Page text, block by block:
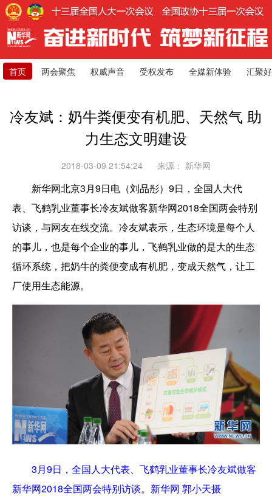
首页 两会聚焦 权威声音 受权发布 全媒新体验 汇聚
冷友斌：奶牛粪便变有机肥、天然气 助
力生态文明建设
2018-03-09 21:54:24 来源： 新华网
新华网北京3月9日电（刘品彤）9日，全国人大代
表、飞鹤乳业董事长冷友斌做客新华网2018全国两会特别
访谈，与网友在线交流。冷友斌表示，生态环境是每个人
的事儿，也是每个企业的事儿，飞鹤乳业做的是大的生态
循环系统，把奶牛的粪便变成有机肥，变成天然气，让工
厂使用生态能源。
3月9日，全国人大代表、飞鹤乳业董事长冷友斌做客
新华网2018全国两会特别访谈。新华网 郭小天摄